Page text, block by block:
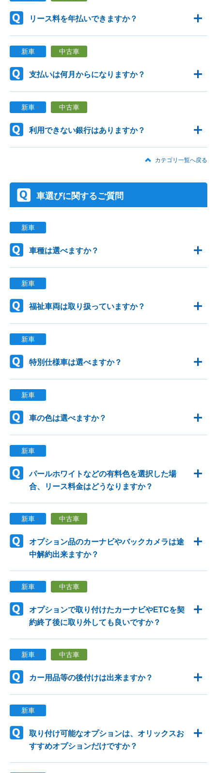
リース料を年払いできますか？
新車 中古車
支払いは何月からになりますか？
新車 中古車
利用できない銀行はありますか？
カテゴリ一覧へ戻る
車選びに関するご質問
新車
車種は選べますか？
新車
福祉車両は取り扱っていますか？
新車
特別仕様車は選べますか？
新車
車の色は選べますか？
新車
パールホワイトなどの有料色を選択した場
合、リース料金はどうなりますか？
新車 中古車
オプション品のカーナビやバックカメラは途
中解約出来ますか？
新車 中古車
オプションで取り付けたカーナビやETCを契
約終了後に取り外しても良いですか？
新車 中古車
カー用品等の後付けは出来ますか？
新車
取り付け可能なオプションは、オリックスお
すすめオプションだけですか？